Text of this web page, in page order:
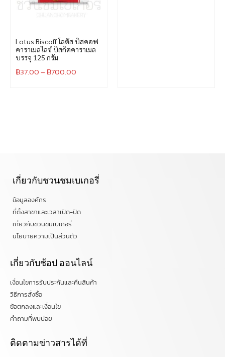
Lotus Biscoff โลตัส บิสคอฟ
คาราเมลไลซ์ บิสกิตคาราเมล
บรรจุ 125 กรัม
฿37.00– ฿700.00
เกี่ยวกับชวนชมเบเกอรี่
ข้อมูลองค์กร
ที่ตั้งสาขาและเวลาเปิด-ปิด
เกี่ยวกับชวนชมเบเกอรี่
นโยบายความเป็นส่วนตัว
เกี่ยวกับช้อป ออนไลน์
เงื่อนไขการรับประกันและคืนสินค้า
วิธีการสั่งซื้อ
ข้อตกลงและเงื่อนไข
คำถามที่พบบ่อย
ติดตามข่าวสารได้ที่